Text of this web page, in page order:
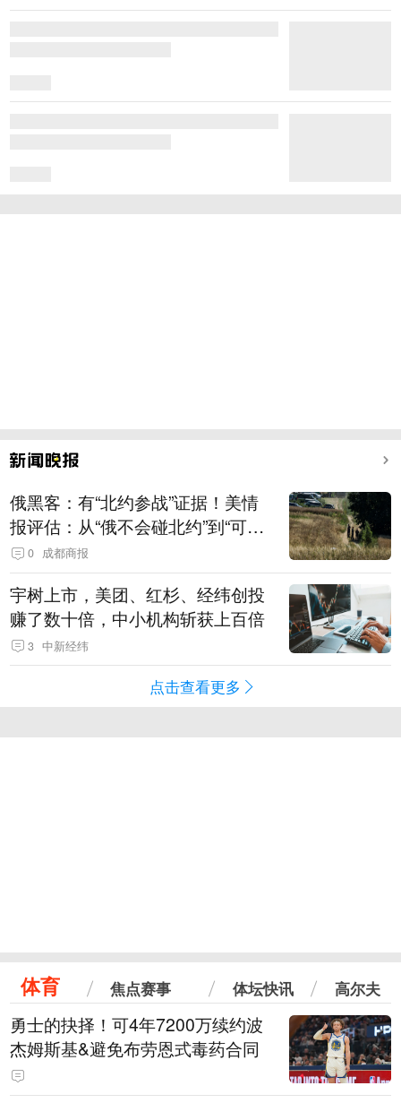
俄黑客：有“北约参战”证据！美情
报评估：从“俄不会碰北约”到“可能
发动有限攻击”
0 成都商报
宇树上市，美团、红杉、经纬创投
赚了数十倍，中小机构斩获上百倍
3 中新经纬
点击查看更多
体育 焦点赛事 体坛快讯 高尔夫
勇士的抉择！可4年7200万续约波
杰姆斯基&避免布劳恩式毒药合同